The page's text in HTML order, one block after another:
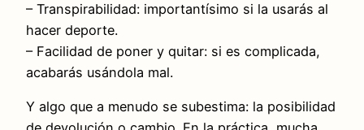
– Transpirabilidad: importantísimo si la usarás al
hacer deporte.
– Facilidad de poner y quitar: si es complicada,
acabarás usándola mal.
Y algo que a menudo se subestima: la posibilidad